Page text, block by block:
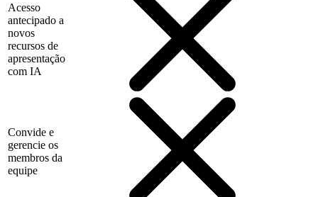
Acesso
antecipado a
novos
recursos de
apresentação
com IA
Convide e
gerencie os
membros da
equipe